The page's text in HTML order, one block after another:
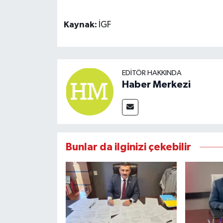
Kaynak: İGF
EDITÖR HAKKINDA
Haber Merkezi
Bunlar da ilginizi çekebilir